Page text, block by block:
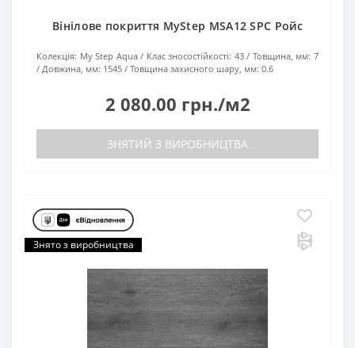
Вінілове покриття MyStep MSA12 SPC Ройс
Колекція: My Step Aqua Клас зносостійкості: 43 Товщина, мм: 7
Довжина, мм: 1545 Товщина захисного шару, мм: 0.6
2 080.00 грн./м2
ЗНЯТИЙ З ВИРОБНИЦТВА
Знято з виробництва